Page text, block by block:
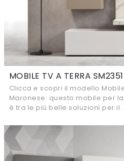
MOBILE TV A TERRA SM2351
Clicca e scopri il modello
Maronese: questo mobile per
è tra le più belle soluzioni per il